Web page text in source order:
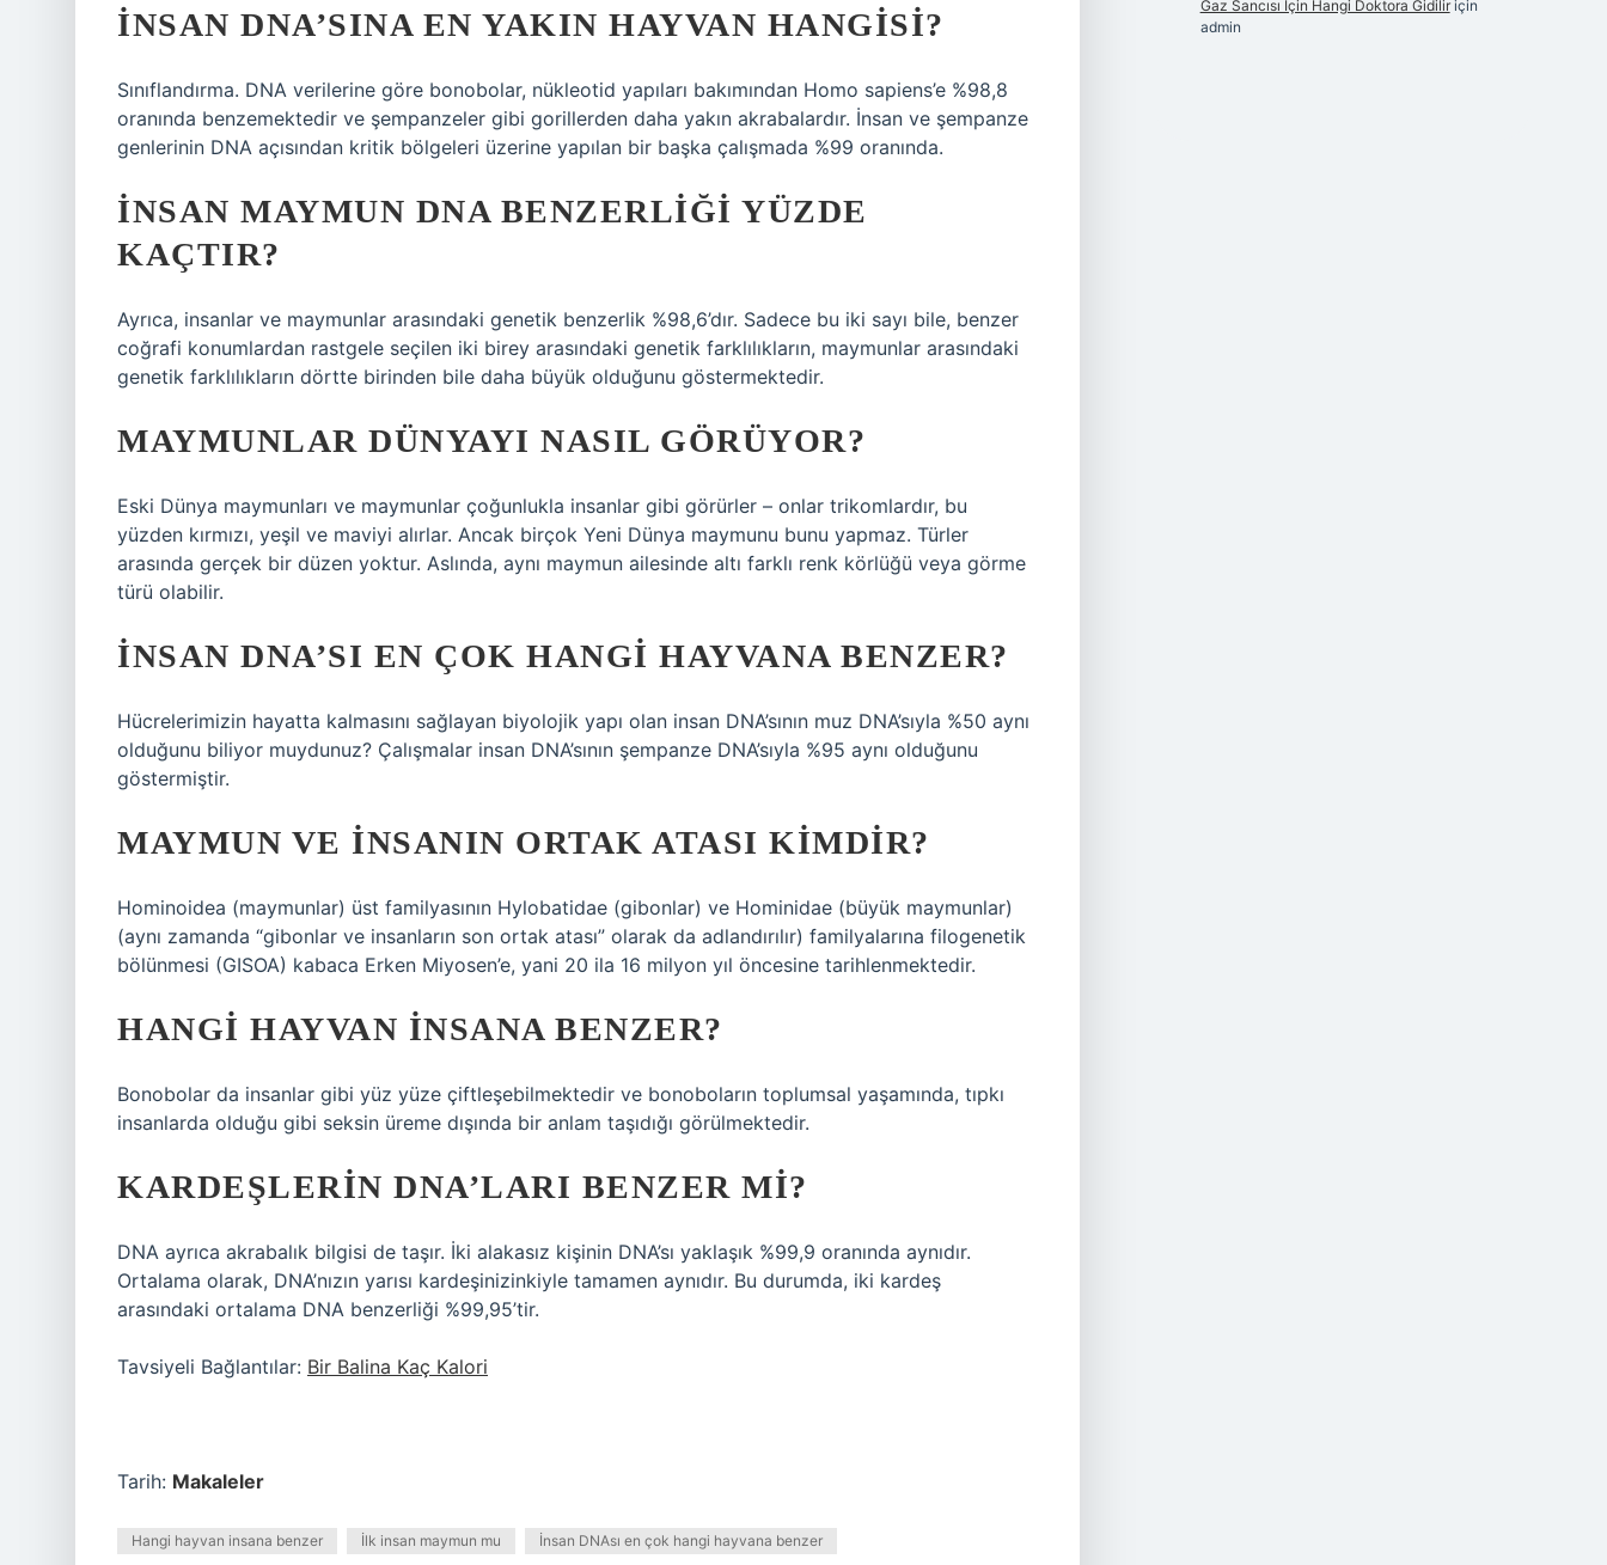
İNSAN DNA’SINA EN YAKIN HAYVAN HANGISI?
Sınıflandırma. DNA verilerine göre bonobolar, nükleotid yapıları bakımından Homo sapiens’e %98,8
oranında benzemektedir ve şempanzeler gibi gorillerden daha yakın akrabalardır. İnsan ve şempanze
genlerinin DNA açısından kritik bölgeleri üzerine yapılan bir başka çalışmada %99 oranında.
İNSAN MAYMUN DNA BENZERLIĞI YÜZDE
KAÇTIR?
Ayrıca, insanlar ve maymunlar arasındaki genetik benzerlik %98,6’dır. Sadece bu iki sayı bile, benzer
coğrafi konumlardan rastgele seçilen iki birey arasındaki genetik farklılıkların, maymunlar arasındaki
genetik farklılıkların dörtte birinden bile daha büyük olduğunu göstermektedir.
MAYMUNLAR DÜNYAYI NASIL GÖRÜYOR?
Eski Dünya maymunları ve maymunlar çoğunlukla insanlar gibi görürler – onlar trikomlardır, bu
yüzden kırmızı, yeşil ve maviyi alırlar. Ancak birçok Yeni Dünya maymunu bunu yapmaz. Türler
arasında gerçek bir düzen yoktur. Aslında, aynı maymun ailesinde altı farklı renk körlüğü veya görme
türü olabilir.
İNSAN DNA’SI EN ÇOK HANGI HAYVANA BENZER?
Hücrelerimizin hayatta kalmasını sağlayan biyolojik yapı olan insan DNA’sının muz DNA’sıyla %50 aynı
olduğunu biliyor muydunuz? Çalışmalar insan DNA’sının şempanze DNA’sıyla %95 aynı olduğunu
göstermiştir.
MAYMUN VE INSANIN ORTAK ATASI KIMDIR?
Hominoidea (maymunlar) üst familyasının Hylobatidae (gibonlar) ve Hominidae (büyük maymunlar)
(aynı zamanda “gibonlar ve insanların son ortak atası” olarak da adlandırılır) familyalarına filogenetik
bölünmesi (GISOA) kabaca Erken Miyosen’e, yani 20 ila 16 milyon yıl öncesine tarihlenmektedir.
HANGI HAYVAN INSANA BENZER?
Bonobolar da insanlar gibi yüz yüze çiftleşebilmektedir ve bonoboların toplumsal yaşamında, tıpkı
insanlarda olduğu gibi seksin üreme dışında bir anlam taşıdığı görülmektedir.
KARDEŞLERIN DNA’LARI BENZER MI?
DNA ayrıca akrabalık bilgisi de taşır. İki alakasız kişinin DNA’sı yaklaşık %99,9 oranında aynıdır.
Ortalama olarak, DNA’nızın yarısı kardeşinizinkiyle tamamen aynıdır. Bu durumda, iki kardeş
arasındaki ortalama DNA benzerliği %99,95’tir.
Tavsiyeli Bağlantılar: Bir Balina Kaç Kalori
Tarih: Makaleler
Hangi hayvan insana benzer İlk insan maymun mu İnsan DNAsı en çok hangi hayvana benzer
Gaz Sancısı Için Hangi Doktora Gidiliriçin
admin